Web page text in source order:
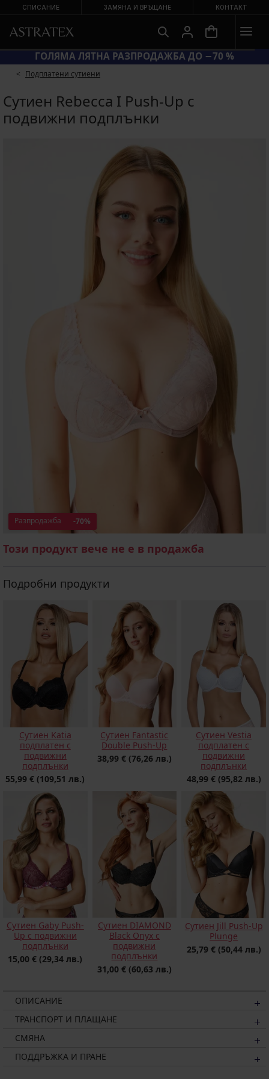
СПИСАНИЕ ЗАМЯНА И ВРЪЩАНЕ КОНТАКТ
ГОЛЯМА
= СУТИЕНИ −20 %
Подплатени сутиени
Сутиен Rebecca I Push-Up с
подвижни подплънки
Разпродажба -70%
Този продукт вече не е в продажба
Подробни продукти
Сутиен Katia
подплатен с
подвижни
подплънки
55,99 € (109,51 лв.)
Сутиен Fantastic
Double Push-Up
38,99 € (76,26 лв.)
Сутиен Vestia
подплатен с
подвижни
подплънки
48,99 € (95,82 лв.)
Сутиен Gaby Push-
Up с подвижни
подплънки
15,00 € (29,34 лв.)
Сутиен DIAMOND
Black Onyx с
подвижни
подплънки
31,00 € (60,63 лв.)
Сутиен Jill Push-Up
Plunge
25,79 € (50,44 лв.)
ОПИСАНИЕ
ТРАНСПОРТ И ПЛАЩАНЕ
СМЯНА
ПОДДРЪЖКА И ПРАНЕ